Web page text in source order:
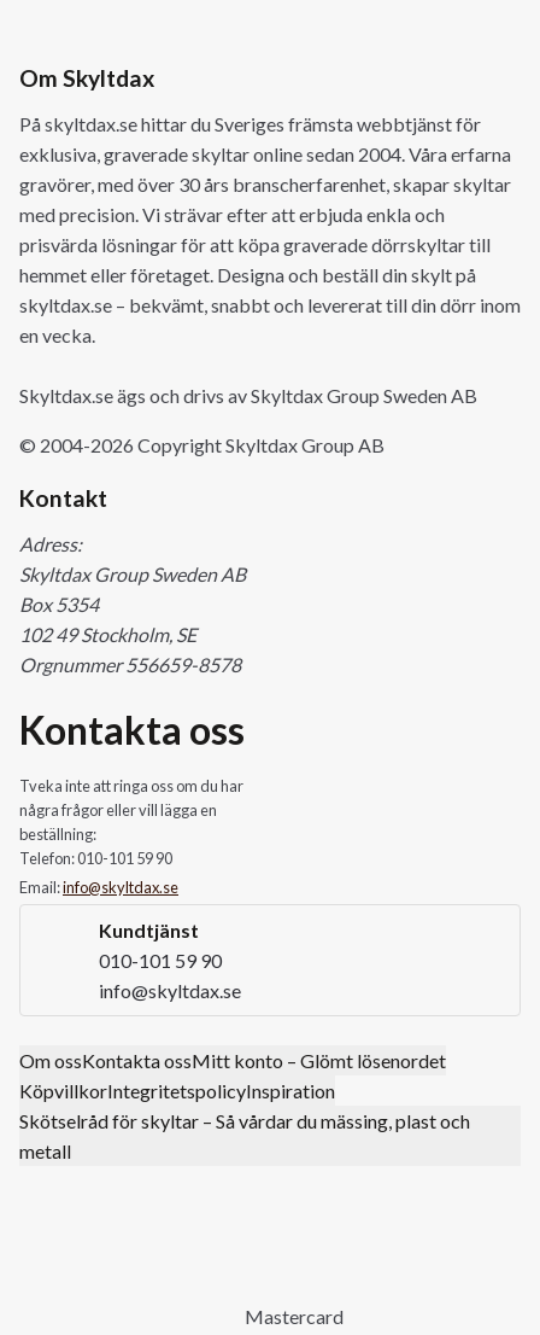
Om Skyltdax
På skyltdax.se hittar du Sveriges främsta webbtjänst för
exklusiva, graverade skyltar online sedan 2004. Våra erfarna
gravörer, med över 30 års branscherfarenhet, skapar skyltar
med precision. Vi strävar efter att erbjuda enkla och
prisvärda lösningar för att köpa graverade dörrskyltar till
hemmet eller företaget. Designa och beställ din skylt på
skyltdax.se – bekvämt, snabbt och levererat till din dörr inom
en vecka.
Skyltdax.se ägs och drivs av Skyltdax Group Sweden AB
© 2004-2026 Copyright Skyltdax Group AB
Kontakt
Adress:
Skyltdax Group Sweden AB
Box 5354
102 49 Stockholm, SE
Orgnummer 556659-8578
Kontakta oss
Tveka inte att ringa oss om du har
några frågor eller vill lägga en
beställning:
Telefon: 010-101 59 90
Email:info@skyltdax.se
Kundtjänst
010-101 59 90
info@skyltdax.se
Om ossKontakta ossMitt konto – Glömt lösenordet
KöpvillkorIntegritetspolicyInspiration
Skötselråd för skyltar – Så vårdar du mässing, plast och
metall
Mastercard